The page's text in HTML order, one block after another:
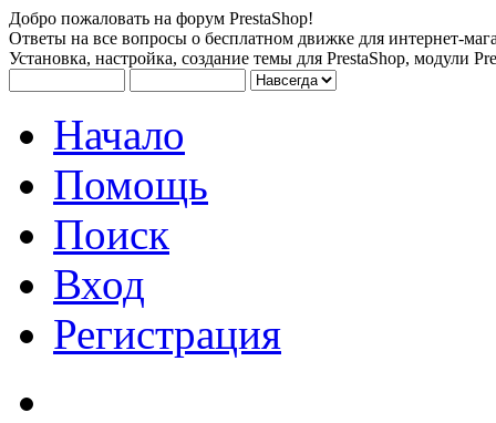
Добро пожаловать на форум PrestaShop!
Ответы на все вопросы о бесплатном движке для интернет-
Установка, настройка, создание темы для PrestaShop, модули
Начало
Помощь
Поиск
Вход
Регистрация